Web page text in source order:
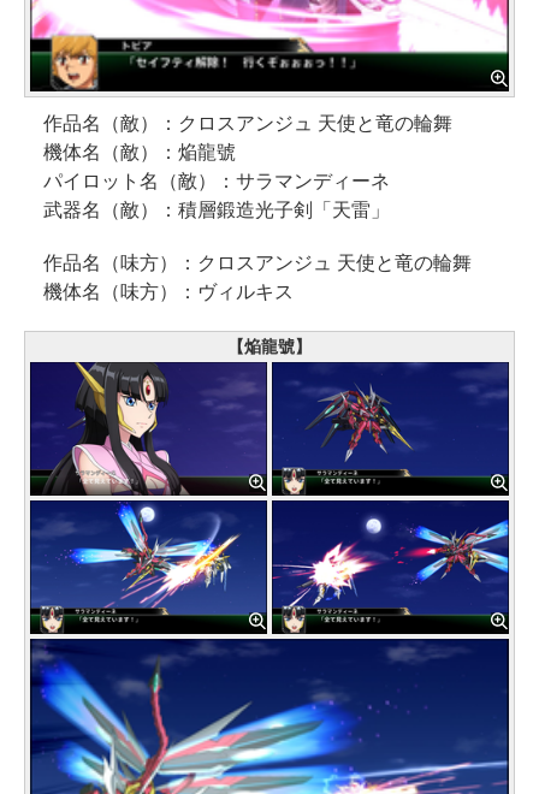
作品名（敵）：クロスアンジュ 天使と竜の輪舞
機体名（敵）：焔龍號
パイロット名（敵）：サラマンディーネ
武器名（敵）：積層鍛造光子剣「天雷」
作品名（味方）：クロスアンジュ 天使と竜の輪舞
機体名（味方）：ヴィルキス
【焔龍號】